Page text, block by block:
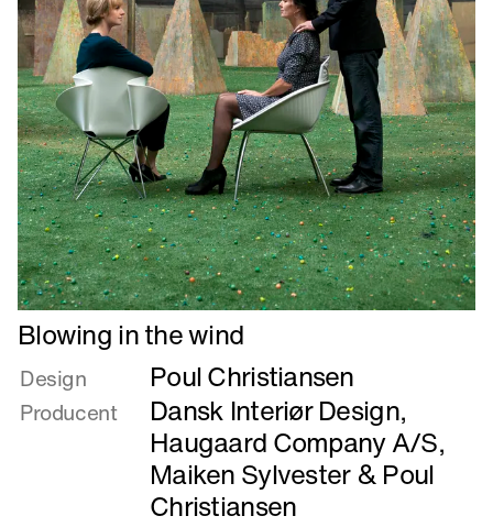
Læs
mere
om
Blowing
in
Blowing in the wind
Design Poul Christiansen
Producent Dansk Interiør Design,
Haugaard Company A/S,
Maiken Sylvester&Poul
Christiansen